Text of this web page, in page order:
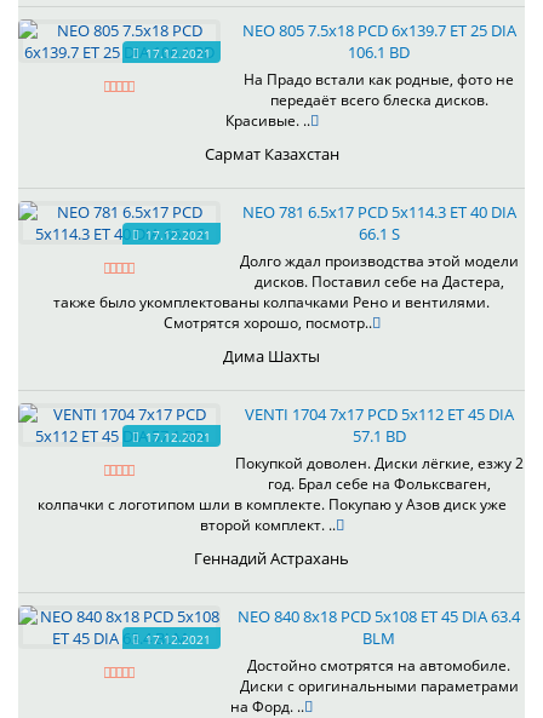
17.12.2021
NEO 805 7.5x18 PCD 6x139.7 ET 25 DIA
106.1 BD
На Прадо встали как родные, фото не
передаёт всего блеска дисков.
Красивые. ..
Сармат Казахстан
17.12.2021
NEO 781 6.5x17 PCD 5x114.3 ET 40 DIA
66.1 S
Долго ждал производства этой модели
дисков. Поставил себе на Дастера,
также было укомплектованы колпачками Рено и вентилями.
Смотрятся хорошо, посмотр..
Дима Шахты
17.12.2021
VENTI 1704 7x17 PCD 5x112 ET 45 DIA
57.1 BD
Покупкой доволен. Диски лёгкие, езжу 2
год. Брал себе на Фольксваген,
колпачки с логотипом шли в комплекте. Покупаю у Азов диск уже
второй комплект. ..
Геннадий Астрахань
17.12.2021
NEO 840 8x18 PCD 5x108 ET 45 DIA 63.4
BLM
Достойно смотрятся на автомобиле.
Диски с оригинальными параметрами
на Форд. ..